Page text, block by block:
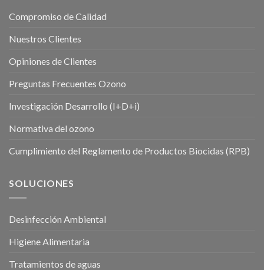
Compromiso de Calidad
Nuestros Clientes
Opiniones de Clientes
Preguntas Frecuentes Ozono
Investigación Desarrollo (I+D+i)
Normativa del ozono
Cumplimiento del Reglamento de Productos Biocidas (RPB)
SOLUCIONES
Desinfección Ambiental
Higiene Alimentaria
Tratamientos de aguas